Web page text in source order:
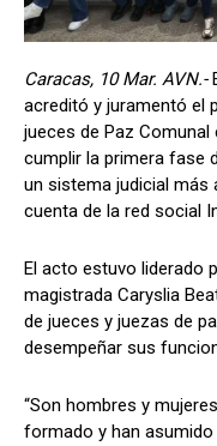
Caracas, 10 Mar. AVN.-
acreditó y juramentó el
jueces de Paz
cumplir la primera fase
un sistema judicial más
cuenta de la red social
El acto estuvo liderado
magistrada Caryslia
de jueces y juezas de
desempeñar sus
“Son hombres y
formado y han